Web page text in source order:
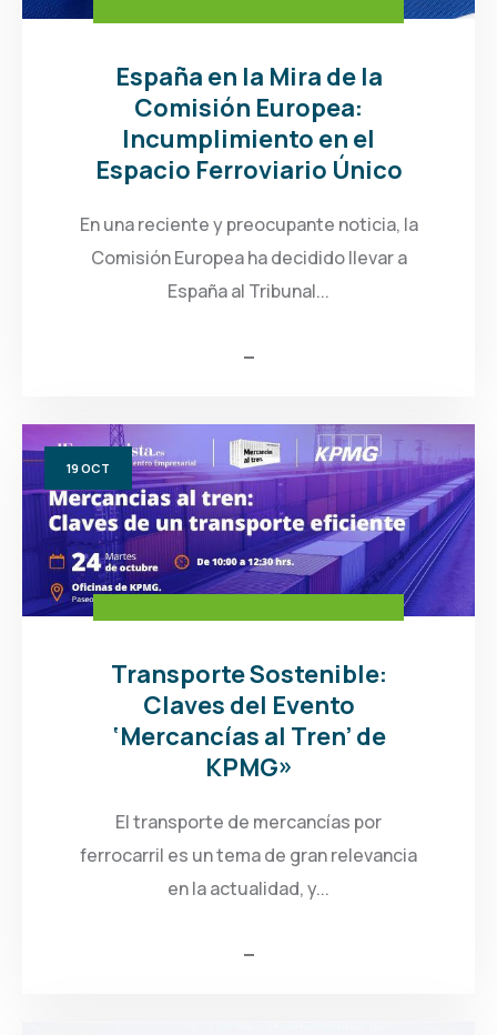
España en la Mira de la
Comisión Europea:
Incumplimiento en el
Espacio Ferroviario Único
En una reciente y preocupante noticia, la
Comisión Europea ha decidido llevar a
España al Tribunal...
19OCT
Transporte Sostenible:
Claves del Evento
‘Mercancías al Tren’ de
KPMG»
El transporte de mercancías por
ferrocarril es un tema de gran relevancia
en la actualidad, y...